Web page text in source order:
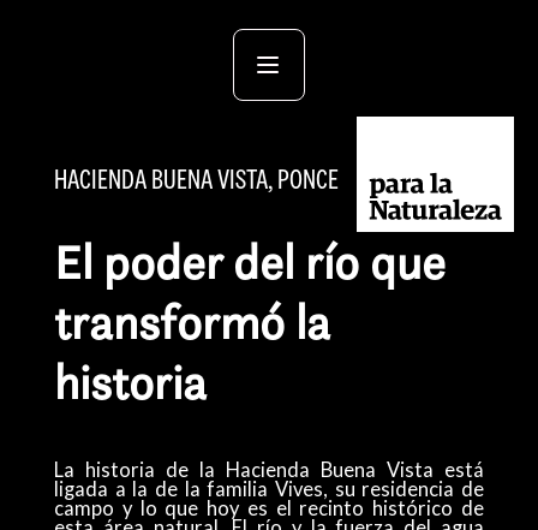
HACIENDA BUENA VISTA, PONCE
El poder del río que
transformó la
historia
La historia de la Hacienda Buena Vista está
ligada a la de la familia Vives, su residencia de
campo y lo que hoy es el recinto histórico de